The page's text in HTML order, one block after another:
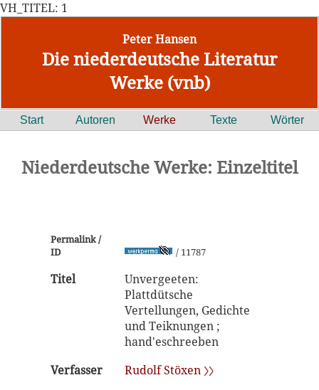
VH_TITEL: 1
Peter Hansen
Die niederdeutsche Literatur
Werke (vnb)
Start Autoren Werke Texte Wörter
Niederdeutsche Werke: Einzeltitel
Permalink /
ID
/ 11787
Titel
Unvergeeten:
Plattdütsche
Vertellungen, Gedichte
und Teiknungen ;
hand'eschreeben
Verfasser
Rudolf Stöxen 〉〉